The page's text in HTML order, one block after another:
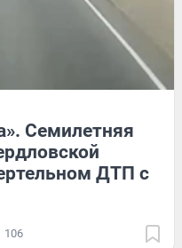
Семилетняя
ДТП с
106